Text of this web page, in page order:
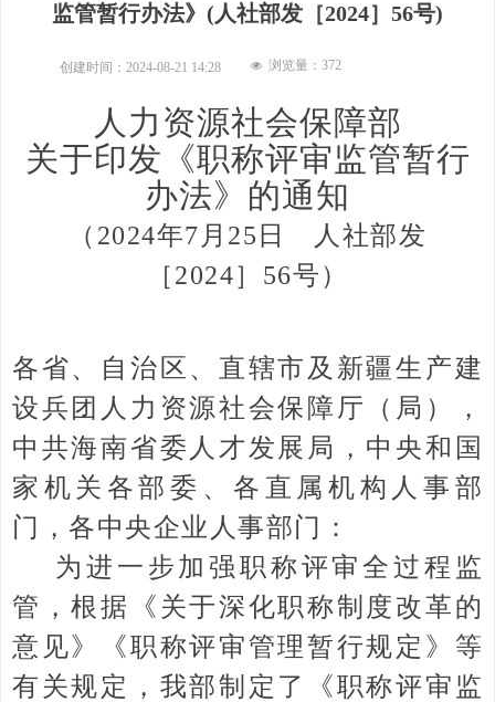
监管暂行办法》(人社部发［2024］56号)
人力资源社会保障部
关于印发《职称评审监管暂行
办法》的通知
（2024年7月25日 人社部发
［2024］56号）
各省、自治区、直辖市及新疆生产建
设兵团人力资源社会保障厅（局），
中共海南省委人才发展局，中央和国
家机关各部委、各直属机构人事部
门，各中央企业人事部门：
为进一步加强职称评审全过程监
管，根据《关于深化职称制度改革的
意见》《职称评审管理暂行规定》等
有关规定，我部制定了《职称评审监
创建时间： 2024-08-21 14:28 넶 浏览量： 372